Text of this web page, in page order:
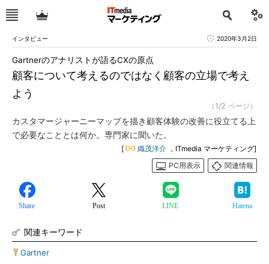
インタビュー 2020年3月2日
顧客について考えるのではなく顧客の立場で考え
よう
Gartnerのアナリストが語るCXの原点
（1/2 ページ）
カスタマージャーニーマップを描き顧客体験の改善に役立てる上
で必要なこととは何か。専門家に聞いた。
[ 織茂洋介 ，ITmedia マーケティング]
PC用表示
関連情報
Share Post LINE Hatena
関連キーワード
Gartner